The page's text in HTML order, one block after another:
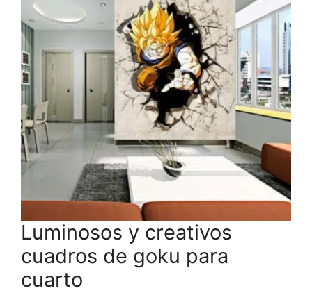
Luminosos y creativos
cuadros de goku para
cuarto